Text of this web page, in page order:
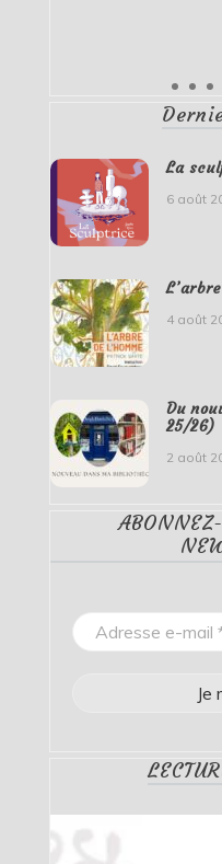
La
6 août
4 août
Du
25/26)
2 août